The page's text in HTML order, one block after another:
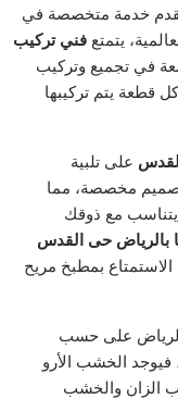
خدمة متخصصة في
يتمتعفني تركيب
في تجميع وتركيب
قطعة يتم تركيبها
على تلبية
تصميم مخصصة، مما
مع ذوقك
بالرياض حى القدس
بمطبخ مريح
الرياض على حسب
الخشب الأرو
الزان والخشب